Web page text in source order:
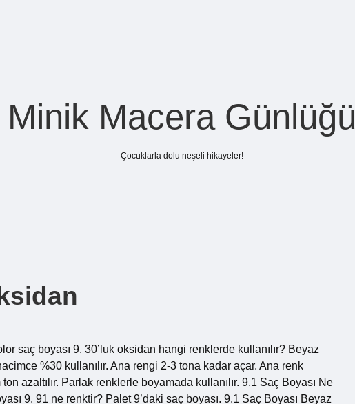
Minik Macera Günlüğü
Çocuklarla dolu neşeli hikayeler!
saç boyası 9. 30’luk oksidan hangi renklerde kullanılır? Beyaz
%30 kullanılır. Ana rengi 2-3 tona kadar açar. Ana renk
azaltılır. Parlak renklerle boyamada kullanılır. 9.1 Saç Boyası Ne
9. 91 ne renktir? Palet 9’daki saç boyası. 9.1 Saç Boyası Beyaz